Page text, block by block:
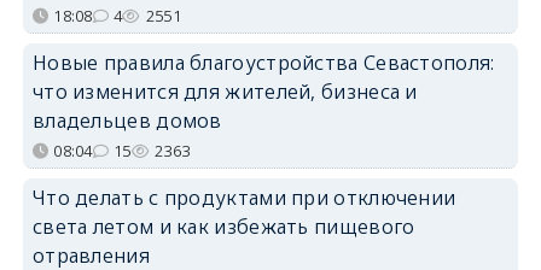
18:08 4 2551
Новые правила благоустройства Севастополя:
что изменится для жителей, бизнеса и
владельцев домов
08:04 15 2363
Что делать с продуктами при отключении
света летом и как избежать пищевого
отравления